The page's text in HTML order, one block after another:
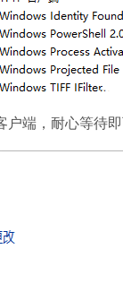
端，耐心等待